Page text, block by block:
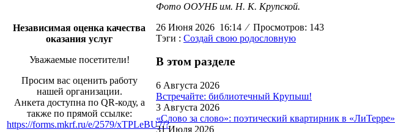
Независимая оценка качества
оказания услуг
Уважаемые посетители!
Просим вас оценить работу
нашей организации.
Анкета доступна по QR-коду, а
также по прямой ссылке:
https://forms.mkrf.ru/e/2579/xTPLeBU7/?
Фото ООУНБ им. Н. К. Крупской.
26 Июня 2026 16:14⁄Просмотров: 143
Тэги : Создай свою родословную
В этом разделе
6 Августа 2026
Встречайте: библиотечный Крупыш!
3 Августа 2026
«Слово за слово»: поэтический квартирник в «ЛиТерре»
31 Июля 2026